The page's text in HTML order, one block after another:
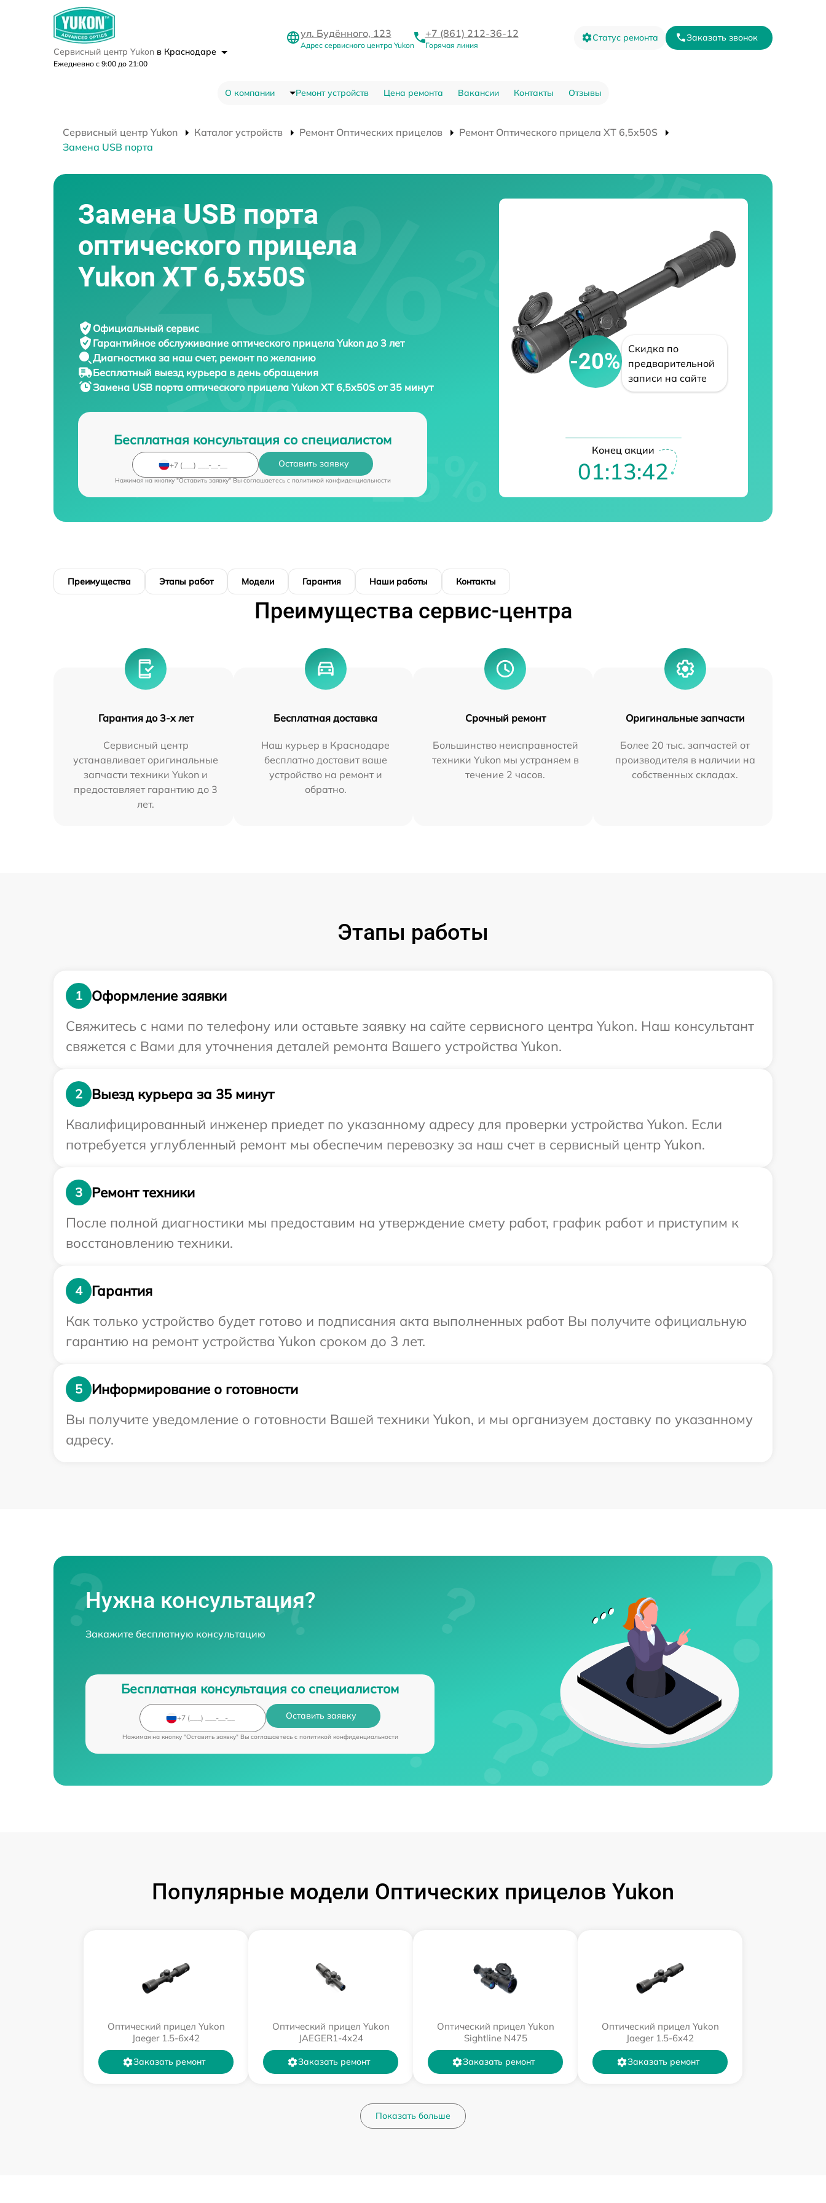
Сервисный центр Yukon в Краснодаре
Ежедневно с 9:00 до 21:00
ул. Будённого, 123
Адрес сервисного центра Yukon
+7 (861) 212-36-12
Горячая линия
Статус ремонта Заказать звонок
О компании Ремонт устройств Цена ремонта Вакансии Контакты Отзывы
Сервисный центр Yukon Каталог устройств Ремонт Оптических прицелов
Ремонт Оптического прицела XT 6,5x50S
Замена USB порта
Замена USB порта
оптического прицела
Yukon XT 6,5x50S
Официальный сервис
Гарантийное обслуживание оптического прицела Yukon до 3 лет
Диагностика за наш счет, ремонт по желанию
Бесплатный выезд курьера в день обращения
Замена USB порта оптического прицелаYukon XT 6,5x50S от 35 минут
Бесплатная консультация со специалистом
Оставить заявку
Нажимая на кнопку "Оставить заявку" Вы соглашаетесь c политикой конфиденциальности
-20%
Скидка по
предварительной
записи на сайте
Конец акции
01:13:41
Преимущества Этапы работ Модели Гарантия Наши работы Контакты
Преимущества сервис-центра
Гарантия до 3-х лет
Сервисный центр
устанавливает оригинальные
запчасти техники Yukon и
предоставляет гарантию до 3
лет.
Бесплатная доставка
Наш курьер в Краснодаре
бесплатно доставит ваше
устройство на ремонт и
обратно.
Срочный ремонт
Большинство неисправностей
техники Yukon мы устраняем в
течение 2 часов.
Оригинальные запчасти
Более 20 тыс. запчастей от
производителя в наличии на
собственных складах.
Этапы работы
1
Оформление заявки
Свяжитесь с нами по телефону или оставьте заявку на сайте сервисного центра Yukon. Наш консультант
свяжется с Вами для уточнения деталей ремонта Вашего устройства Yukon.
2
Выезд курьера за 35 минут
Квалифицированный инженер приедет по указанному адресу для проверки устройства Yukon. Если
потребуется углубленный ремонт мы обеспечим перевозку за наш счет в сервисный центр Yukon.
3
Ремонт техники
После полной диагностики мы предоставим на утверждение смету работ, график работ и приступим к
восстановлению техники.
4
Гарантия
Как только устройство будет готово и подписания акта выполненных работ Вы получите официальную
гарантию на ремонт устройства Yukon сроком до 3 лет.
5
Информирование о готовности
Вы получите уведомление о готовности Вашей техники Yukon, и мы организуем доставку по указанному
адресу.
Нужна консультация?
Закажите бесплатную консультацию
Бесплатная консультация со специалистом
Оставить заявку
Нажимая на кнопку "Оставить заявку" Вы соглашаетесь c политикой конфиденциальности
Популярные модели Оптических прицелов Yukon
Оптический прицел Yukon
Jaeger 1.5-6x42
Заказать ремонт
Оптический прицел Yukon
JAEGER1-4x24
Заказать ремонт
Оптический прицел Yukon
Sightline N475
Заказать ремонт
Оптический прицел Yukon
Jaeger 1.5-6x42
Заказать ремонт
Показать больше